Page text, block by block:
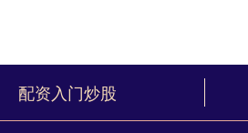
配资入门炒股